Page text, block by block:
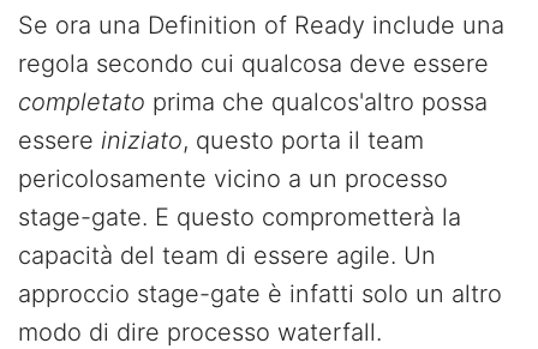
Se ora una Definition of Ready include una
regola secondo cui qualcosa deve essere
completato prima che qualcos'altro possa
essere iniziato, questo porta il team
pericolosamente vicino a un processo
stage-gate. E questo comprometterà la
capacità del team di essere agile. Un
approccio stage-gate è infatti solo un altro
modo di dire processo waterfall.